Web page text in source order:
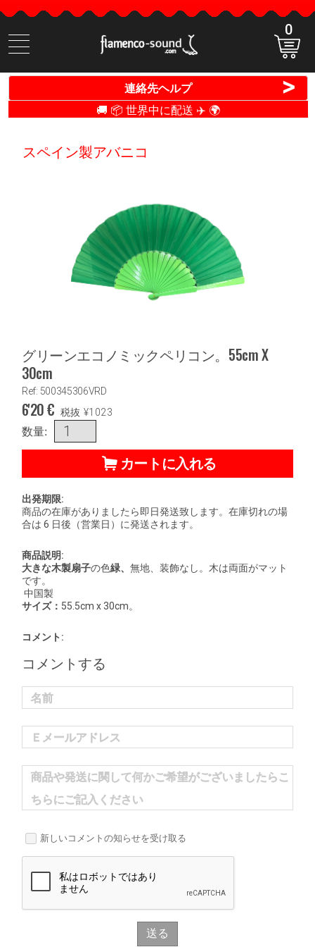
商
品
検
0
連絡先ヘルプ >
🚚 📦 世界中に配送 ✈️ 🌍
スペイン製アバニコ
グリーンエコノミックペリコン。55cm X
30cm
Ref: 500345306VRD
6'20€ 税抜 ¥1023
数量:
カートに入れる
出発期限:
商品の在庫がありましたら即日発送致します。在庫切れの場
合は 6 日後（営業日）に発送されます。
商品説明:
大きな木製扇子の色緑、 無地、装飾なし。木は両面がマット
です。
中国製
サイズ： 55.5cm x 30cm。
コメント:
コメントする
名前
Ｅメールアドレス
商品や発送に関して何かご希望がございましたらこ
ちらにご記入ください
新しいコメントの知らせを受け取る
送る